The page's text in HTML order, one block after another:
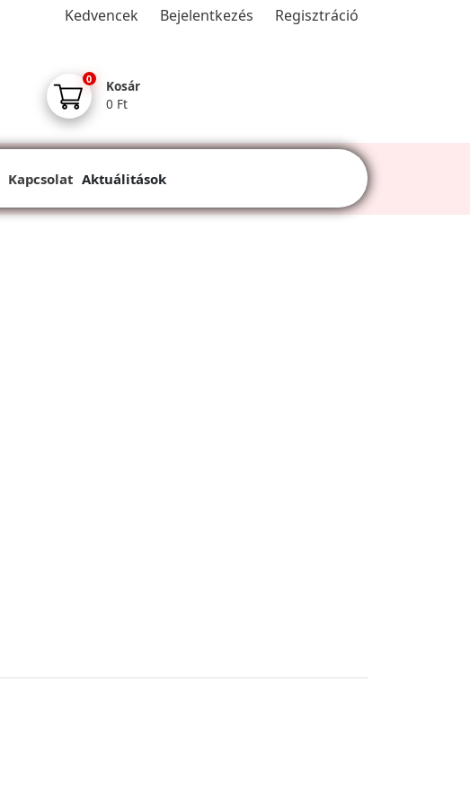
Kedvencek Bejelentkezés Regisztráció
0
Kosár
0 Ft
Kapcsolat Aktuálitások